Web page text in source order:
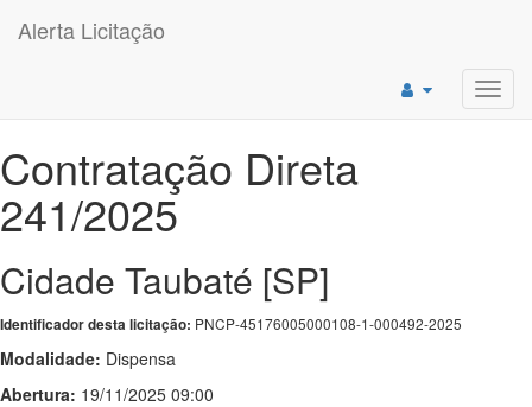
Alerta Licitação
Contratação Direta
241/2025
Cidade Taubaté [SP]
Identificador desta licitação: PNCP-45176005000108-1-000492-2025
Modalidade: Dispensa
Abertura: 19/11/2025 09:00